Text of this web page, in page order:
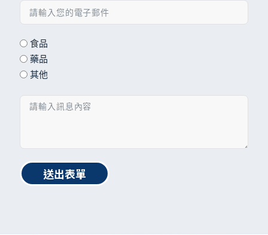
食品
藥品
其他
送出表單